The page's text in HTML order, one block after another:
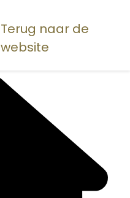
Terug naar de
website